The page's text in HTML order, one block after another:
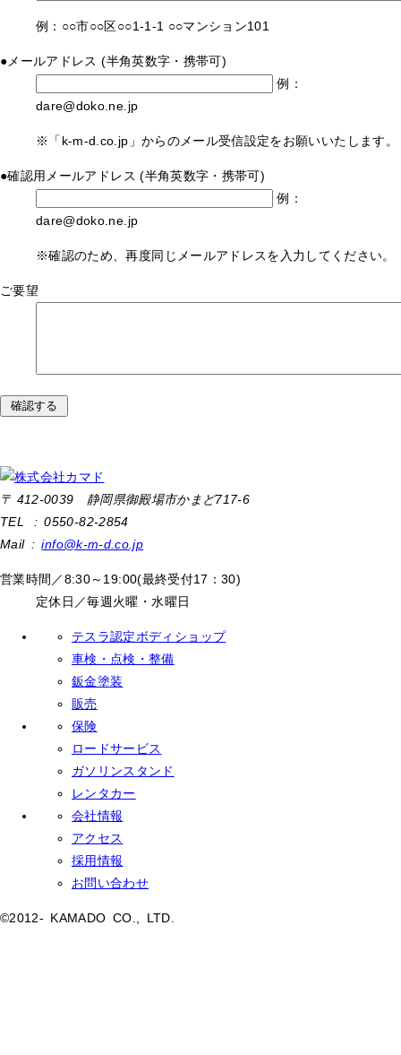
例：○○市○○区○○1-1-1 ○○マンション101
● メールアドレス(半角英数字・携帯可)
例：
dare@doko.ne.jp
※「k-m-d.co.jp」からのメール受信設定をお願いいたします。
●確認用メールアドレス(半角英数字・携帯可)
例：
dare@doko.ne.jp
※確認のため、再度同じメールアドレスを入力してください。
ご要望
〒 412-0039 静岡県御殿場市かまど717-6
TEL : 0550-82-2854
Mail :info@k-m-d.co.jp
営業時間／8:30～19:00(最終受付17：30)
定休日／毎週火曜・水曜日
テスラ認定ボディショップ
車検・点検・整備
鈑金塗装
販売
保険
ロードサービス
ガソリンスタンド
レンタカー
会社情報
アクセス
採用情報
お問い合わせ
©2012- KAMADO CO., LTD.